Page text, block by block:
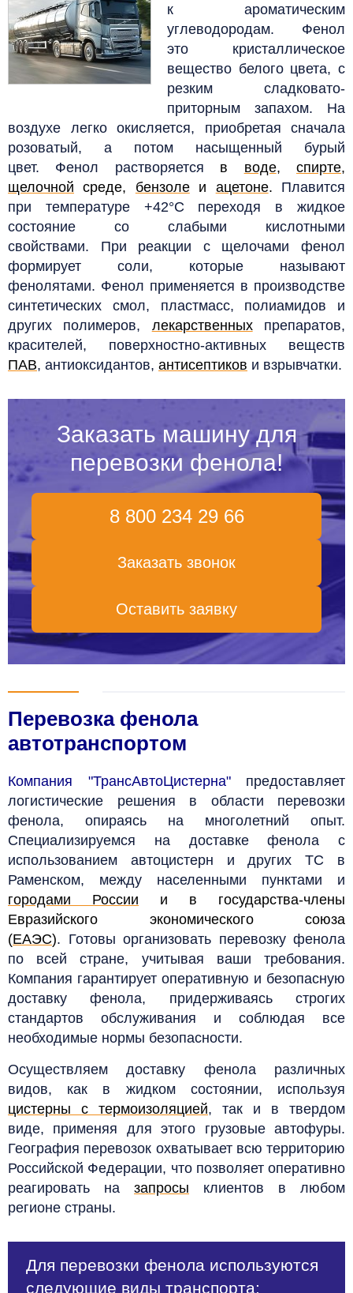
к ароматическим
углеводородам.
Фенол
это кристаллическое
вещество белого цвета, с
резким сладковато-
приторным запахом. На
воздухе легко окисляется, приобретая сначала
розоватый, а потом насыщенный бурый
цвет. Фенол растворяется в воде,спирте,
щелочной среде, бензолеи ацетоне. Плавится
при температуре +42°C переходя в жидкое
состояние со слабыми кислотными
свойствами. При реакции с щелочами фенол
формирует соли, которые называют
фенолятами. Фенол применяется в производстве
синтетических смол, пластмасс, полиамидов и
других полимеров, лекарственныхпрепаратов,
красителей, поверхностно-активных веществ
ПАВ, антиоксидантов, антисептиков и взрывчатки.
Заказать машину для
перевозки фенола!
8 800 234 29 66
Заказать звонок
Оставить заявку
Перевозка фенола
автотранспортом
Компания "ТрансАвтоЦистерна"предоставляет
логистические решения в области перевозки
фенола, опираясь на многолетний опыт.
Специализируемся на доставке фенола с
использованием автоцистерн и других ТС в
Раменском, между населенными пунктами и
городами России и в государства-члены
Евразийского экономического союза
(ЕАЭС). Готовы организовать перевозку фенола
по всей стране, учитывая ваши требования.
Компания гарантирует оперативную и безопасную
доставку фенола, придерживаясь строгих
стандартов обслуживания и соблюдая все
необходимые нормы безопасности.
Осуществляем доставку фенола различных
видов, как в жидком состоянии, используя
цистерны с термоизоляцией, так и в твердом
виде, применяя для этого грузовые автофуры.
География перевозок охватывает всю территорию
Российской Федерации, что позволяет оперативно
реагировать на запросы клиентов в любом
регионе страны.
Для перевозки фенола используются
следующие виды транспорта: